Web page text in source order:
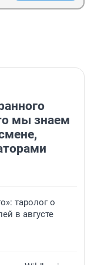
мы знаем
таролог о
в августе